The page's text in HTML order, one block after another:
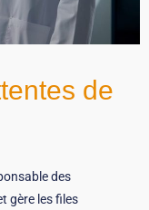
de
des
gère les files